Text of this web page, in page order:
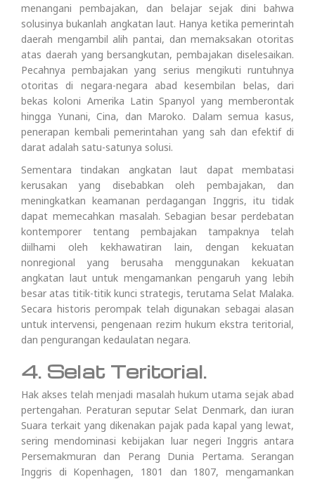
menangani pembajakan, dan belajar sejak dini bahwa
solusinya bukanlah angkatan laut. Hanya ketika pemerintah
daerah mengambil alih pantai, dan memaksakan otoritas
atas daerah yang bersangkutan, pembajakan diselesaikan.
Pecahnya pembajakan yang serius mengikuti runtuhnya
otoritas di negara-negara abad kesembilan belas, dari
bekas koloni Amerika Latin Spanyol yang memberontak
hingga Yunani, Cina, dan Maroko. Dalam semua kasus,
penerapan kembali pemerintahan yang sah dan efektif di
darat adalah satu-satunya solusi.
Sementara tindakan angkatan laut dapat membatasi
kerusakan yang disebabkan oleh pembajakan, dan
meningkatkan keamanan perdagangan Inggris, itu tidak
dapat memecahkan masalah. Sebagian besar perdebatan
kontemporer tentang pembajakan tampaknya telah
diilhami oleh kekhawatiran lain, dengan kekuatan
nonregional yang berusaha menggunakan kekuatan
angkatan laut untuk mengamankan pengaruh yang lebih
besar atas titik-titik kunci strategis, terutama Selat Malaka.
Secara historis perompak telah digunakan sebagai alasan
untuk intervensi, pengenaan rezim hukum ekstra teritorial,
dan pengurangan kedaulatan negara.
4. Selat Teritorial.
Hak akses telah menjadi masalah hukum utama sejak abad
pertengahan. Peraturan seputar Selat Denmark, dan iuran
Suara terkait yang dikenakan pajak pada kapal yang lewat,
sering mendominasi kebijakan luar negeri Inggris antara
Persemakmuran dan Perang Dunia Pertama. Serangan
Inggris di Kopenhagen, 1801 dan 1807, mengamankan